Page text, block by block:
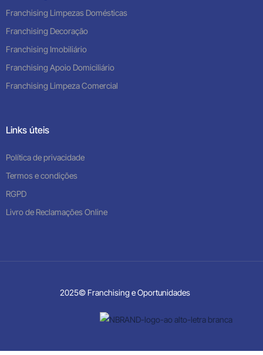
Franchising Limpezas Domésticas
Franchising Decoração
Franchising Imobiliário
Franchising Apoio Domiciliário
Franchising Limpeza Comercial
Links úteis
Política de privacidade
Termos e condições
RGPD
Livro de Reclamações Online
2025© Franchising e Oportunidades